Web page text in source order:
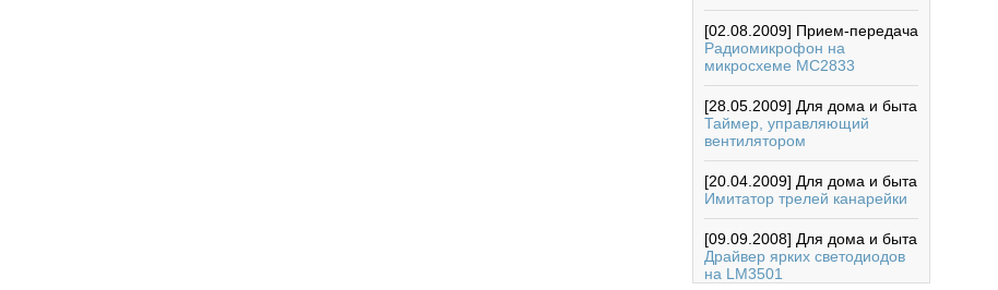
[02.08.2009] Прием-передача
Радиомикрофон на
микросхеме МС2833
[28.05.2009] Для дома и быта
Таймер, управляющий
вентилятором
[20.04.2009] Для дома и быта
Имитатор трелей канарейки
[09.09.2008] Для дома и быта
Драйвер ярких светодиодов
на LM3501